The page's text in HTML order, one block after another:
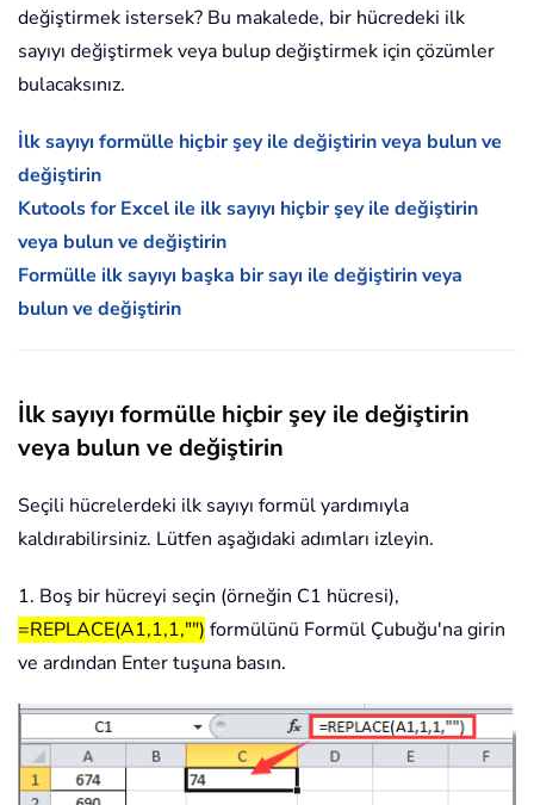
değiştirmek istersek? Bu makalede, bir hücredeki ilk
sayıyı değiştirmek veya bulup değiştirmek için çözümler
bulacaksınız.
İlk sayıyı formülle hiçbir şey ile değiştirin veya bulun ve
değiştirin
Kutools for Excel ile ilk sayıyı hiçbir şey ile değiştirin
veya bulun ve değiştirin
Formülle ilk sayıyı başka bir sayı ile değiştirin veya
bulun ve değiştirin
İlk sayıyı formülle hiçbir şey ile değiştirin
veya bulun ve değiştirin
Seçili hücrelerdeki ilk sayıyı formül yardımıyla
kaldırabilirsiniz. Lütfen aşağıdaki adımları izleyin.
1. Boş bir hücreyi seçin (örneğin C1 hücresi),
=REPLACE(A1,1,1,"") formülünü Formül Çubuğu'na girin
ve ardından Enter tuşuna basın.